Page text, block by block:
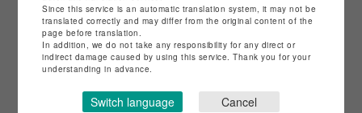
Since this service is an automatic translation system, it may not be
translated correctly and may differ from the original content of the
page before translation.
In addition, we do not take any responsibility for any direct or
indirect damage caused by using this service. Thank you for your
understanding in advance.
Switch language Cancel